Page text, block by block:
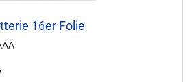
16er Folie